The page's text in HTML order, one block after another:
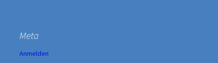
Meta
Anmelden